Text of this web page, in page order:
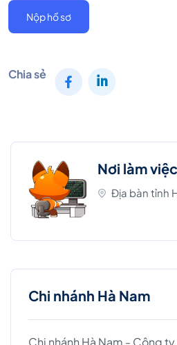
Nộp hồ sơ
Chia sẻ
Nơi làm việc
Địa bàn tỉnh
Chi nhánh Hà Nam
Chi nhánh Hà Nam - Công